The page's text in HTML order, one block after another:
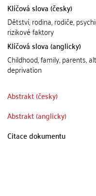
Klíčová slova (česky)
Dětství, rodina, rodiče,
rizikové faktory
Klíčová slova (anglicky)
Childhood, family, parents,
deprivation
Abstrakt (česky)
Abstrakt (anglicky)
Citace dokumentu